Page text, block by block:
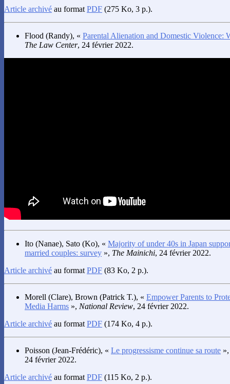
Article archivé au format PDF (275 Ko, 3 p.).
Flood (Randy), « Parental Alienation and Domestic Violence:
The Law Center, 24 février 2022.
Ito (Nanae), Sato (Ko), « Majority of under 40s in Japan
married couples: survey », The Mainichi, 24 février 2022.
Article archivé au format PDF (83 Ko, 2 p.).
Morell (Clare), Brown (Patrick T.), « Empower Parents to
Media Harms », National Review, 24 février 2022.
Article archivé au format PDF (174 Ko, 4 p.).
Poisson (Jean-Frédéric), « Le progressisme continue sa route
24 février 2022.
Article archivé au format PDF (115 Ko, 2 p.).